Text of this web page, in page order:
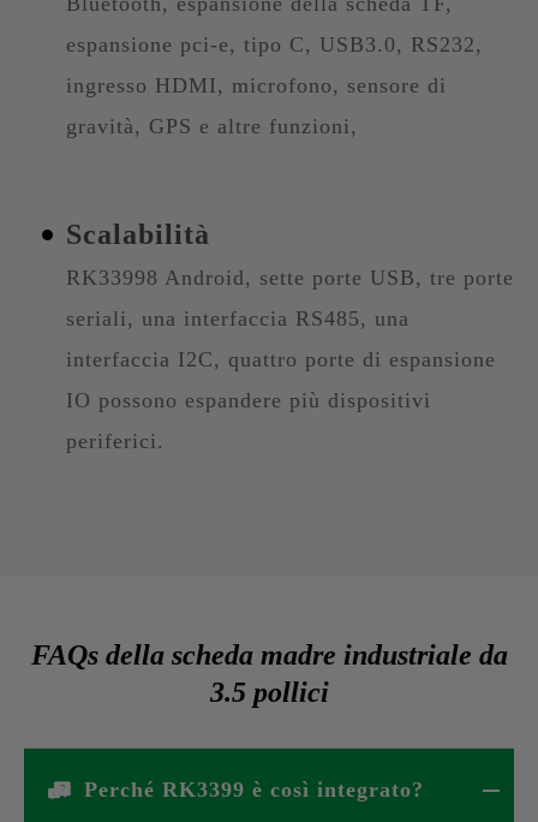
espansione pci-e, tipo C, USB3.0, RS232,
ingresso HDMI, microfono, sensore di
gravità, GPS e altre funzioni,
Scalabilità
RK33998 Android, sette porte USB, tre porte
seriali, una interfaccia RS485, una
interfaccia I2C, quattro porte di espansione
IO possono espandere più dispositivi
periferici.
FAQs della scheda madre industriale da
3.5 pollici
Perché RK3399 è così integrato?